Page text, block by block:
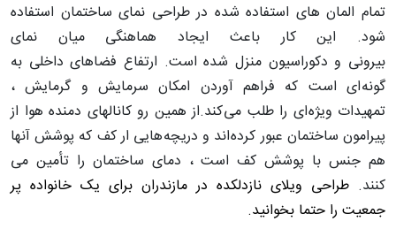
تمام المان های استفاده شده در طراحی نمای ساختمان استفاده
شود. این کار باعث ایجاد هماهنگی میان نمای
بیرونی و دکوراسیون منزل شده است. ارتفاع فضاهای داخلی به
گونه ای است که فراهم آوردن امکان سرمایش و گرمایش ،
تمهیدات ویژه ای را طلب می کند.از همین رو کانالهای دمنده هوا از
پیرامون ساختمان عبور کرده اند و دریچه هایی ار کف که پوشش آنها
هم جنس با پوشش کف است ، دمای ساختمان را تأمین می
کنند. طراحی ویلای نازدلکده در مازندران برای یک خانواده پر
جمعیت را حتما بخوانید.